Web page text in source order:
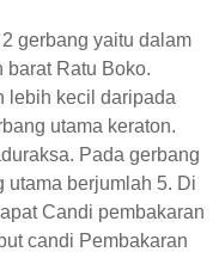
gerbang yaitu dalam
barat Ratu Boko.
lebih kecil daripada
utama keraton.
Pada gerbang
utama berjumlah 5. Di
Candi pembakaran
candi Pembakaran